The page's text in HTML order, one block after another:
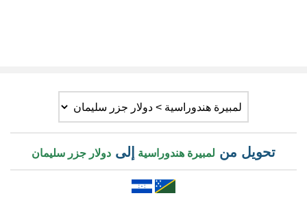
تحويل من لمبيرة هندوراسية إلى دولار جزر سليمان